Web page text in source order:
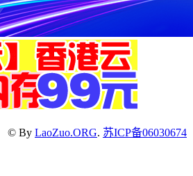
© By LaoZuo.ORG. 苏ICP备06030674